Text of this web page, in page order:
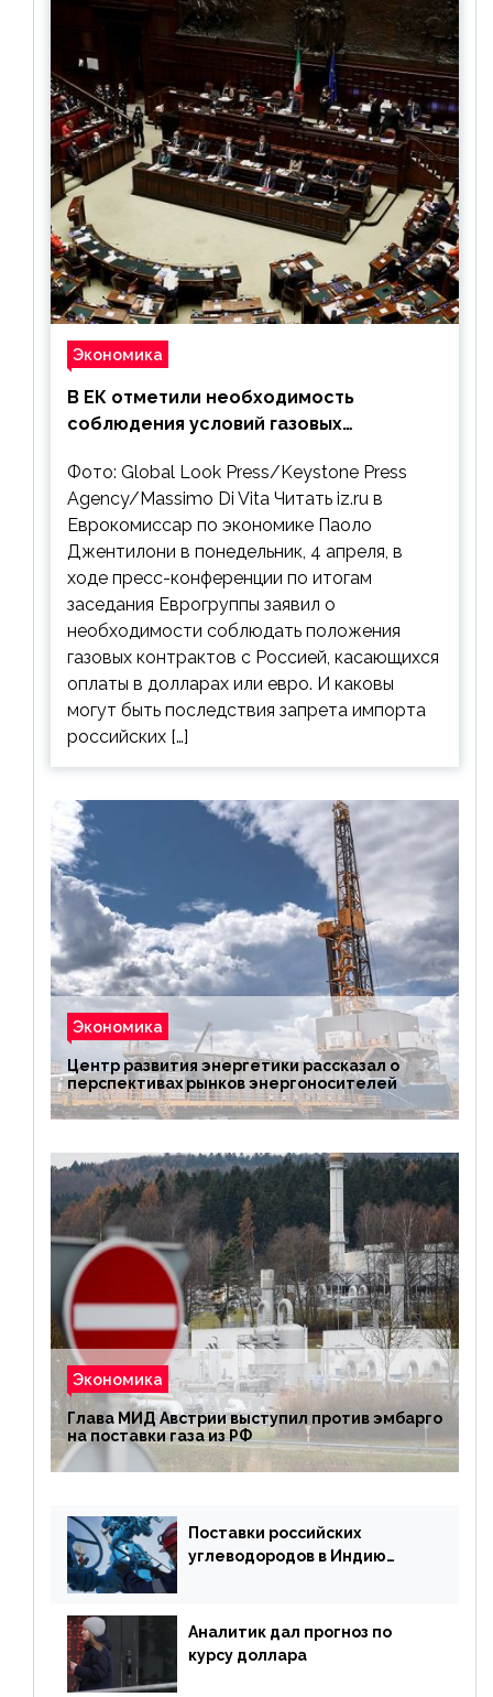
Экономика
В ЕК отметили необходимость
соблюдения условий газовых
Фото: Global Look Press/Keystone Press
Agency/Massimo Di Vita Читать iz.ru в
Еврокомиссар по экономике Паоло
Джентилони в понедельник, 4 апреля, в
ходе пресс-конференции по итогам
заседания Еврогруппы заявил о
необходимости соблюдать положения
газовых контрактов с Россией, касающихся
оплаты в долларах или евро. И каковы
могут быть последствия запрета импорта
российских […]
Экономика
Центр развития энергетики рассказал о
перспективах рынков энергоносителей
Экономика
Глава МИД Австрии выступил против эмбарго
на поставки газа из РФ
Поставки российских
углеводородов в Индию
Аналитик дал прогноз по
курсу доллара